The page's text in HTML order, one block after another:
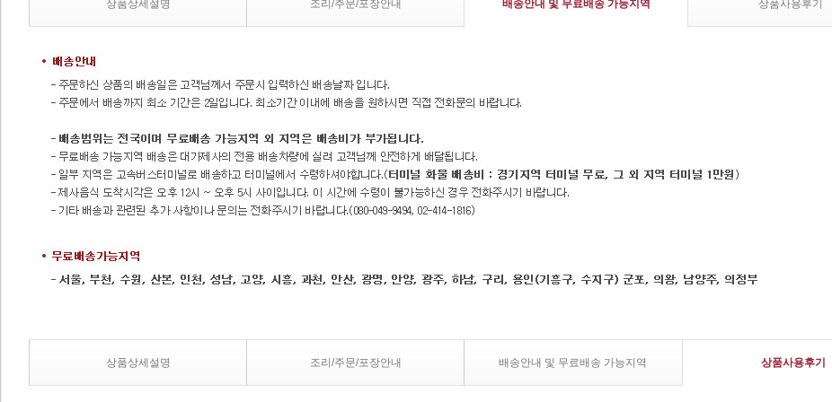
상품상세설명 조리/주문/포장안내 배송안내 및 무료배송 가능지역 상품사용후기
상품상세설명 조리/주문/포장안내 배송안내 및 무료배송 가능지역 상품사용후기